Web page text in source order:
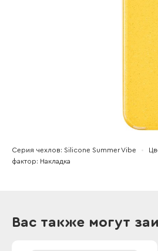
Серия чехлов Silicone Summer Vibe
фактор
Накладка
Вас также могут